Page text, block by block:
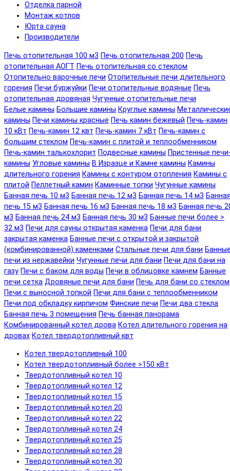
Отделка парной
Монтаж котлов
Юрта сауна
Производители
Печь отопительная 100 м3 Печь отопительная 200 Печь
отопительная АОГТ Печь отопительная со стеклом
Отопительно варочные печи Отопительные печи длительного
горения Печи буржуйки Печи отопительные водяные Печь
отопительная дровяная Чугунные отопительные печи
Белые камины Большие камины Круглые камины
камины Печи камины красные Печь камин бежевый Печь-камин
10 кВт Печь-камин 12 квт Печь-камин 7 кВт Печь-камин с
большим стеклом Печь-камин с плитой и теплообменником
Печь-камин талькохлорит Подвесные камины Пристенные
камины Угловые камины В Изразце и Камне камины Камины
длительного горения Камины с контуром отопления Камины с
плитой Пеллетный камин Каминные топки Чугунные камины
Банная печь 10 м3 Банная печь 12 м3 Банная печь 14 м3
печь 15 м3 Банная печь 16 м3 Банная печь 18 м3 Банная печь
м3 Банная печь 24 м3 Банная печь 30 м3 Банные печи более >
32 м3 Печи для сауны открытая каменка Печи для бани
закрытая каменка Банные печи с открытой и закрытой
(комбинированной) каменками Стальные печи для бани
печи из нержавейки Чугунные печи для бани Печи для бани на
газу Печи с баком для воды Печи в облицовке камнем Банные
печи сетка Дровяные печи для бани Печь для бани со стеклом
Печи с выносной топкой Печи для бани с теплообменником
Печи под обкладку кирпичом Финские печи Печи два стекла
Банная печь 3 помещения Печь банная панорама
Комбинированный котел дрова Котел длительного горения на
дровах Котел твердотопливный квт
Котел твердотопливный 100
Котел твердотопливный более >150 кВт
Твердотопливный котел 10
Твердотопливный котел 12
Твердотопливный котел 15
Твердотопливный котел 20
Твердотопливный котел 22
Твердотопливный котел 24
Твердотопливный котел 25
Твердотопливный котел 28
Твердотопливный котел 30